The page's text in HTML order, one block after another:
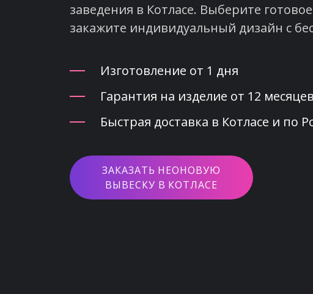
заведения в Котласе. Выберите
закажите индивидуальный дизайн с
Изготовление от 1 дня
Гарантия на изделие от 12 месяцев
Быстрая доставка в Котласе и по
ЗАКАЗАТЬ НЕОНОВУЮ
ВЫВЕСКУ В КОТЛАСЕ